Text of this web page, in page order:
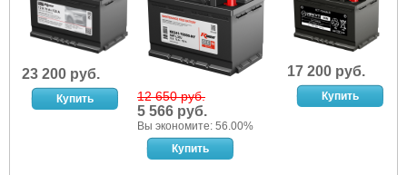
23 200 руб.
12 650 руб.
5 566 руб.
Вы экономите: 56.00%
17 200 руб.